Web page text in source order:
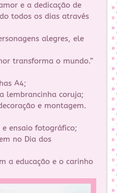
e a dedicação de
todos os dias através
alegres, ele
transforma o mundo.”
A4;
lembrancinha coruja;
e montagem.
e ensaio fotográfico;
no Dia dos
a educação e o carinho